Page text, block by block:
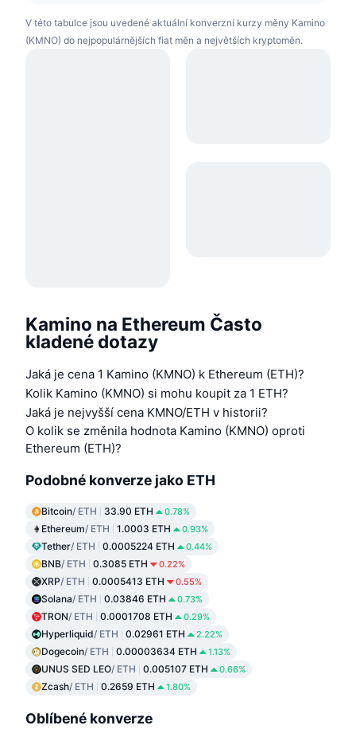
V této tabulce jsou uvedené aktuální konverzní kurzy měny Kamino
(KMNO) do nejpopulárnějších fiat měn a největších kryptoměn.
Kamino na Ethereum Často
kladené dotazy
Jaká je cena 1 Kamino (KMNO) k Ethereum (ETH)?
Kolik Kamino (KMNO) si mohu koupit za 1 ETH?
Jaká je nejvyšší cena KMNO/ETH v historii?
O kolik se změnila hodnota Kamino (KMNO) oproti
Ethereum (ETH)?
Podobné konverze jako ETH
Bitcoin/ ETH 33.90 ETH 0.78%
Ethereum/ ETH 1.0003 ETH 0.93%
Tether/ ETH 0.0005224 ETH 0.44%
BNB/ ETH 0.3085 ETH 0.22%
XRP/ ETH 0.0005413 ETH 0.55%
Solana/ ETH 0.03846 ETH 0.73%
TRON/ ETH 0.0001708 ETH 0.29%
Hyperliquid/ ETH 0.02961 ETH 2.22%
Dogecoin/ ETH 0.00003634 ETH 1.13%
UNUS SED LEO/ ETH 0.005107 ETH 0.66%
Zcash/ ETH 0.2659 ETH 1.80%
Oblíbené konverze